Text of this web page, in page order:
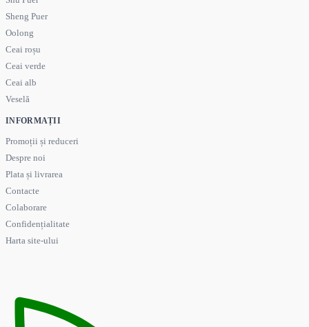
Sheng Puer
Oolong
Ceai roșu
Ceai verde
Ceai alb
Veselă
INFORMAȚII
Promoții și reduceri
Despre noi
Plata și livrarea
Contacte
Colaborare
Confidențialitate
Harta site-ului